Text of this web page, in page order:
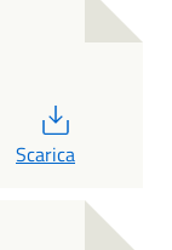
Scarica